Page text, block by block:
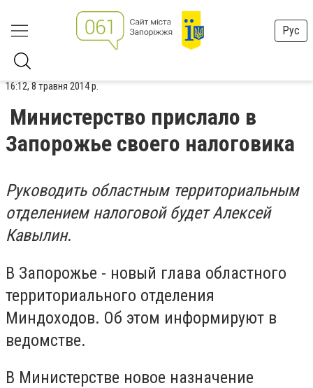
Рус
16:12, 8 травня 2014 р.
Министерство прислало в
Запорожье своего налоговика
Руководить областным территориальным
отделением налоговой будет Алексей
Кавылин.
В Запорожье - новый глава областного
территориального отделения
Миндоходов. Об этом информируют в
ведомстве.
В Министерстве новое назначение